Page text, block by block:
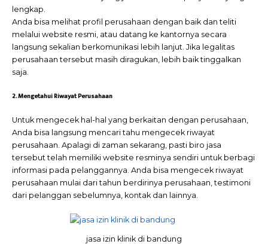
lengkap.
Anda bisa melihat profil perusahaan dengan baik dan teliti
melalui website resmi, atau datang ke kantornya secara
langsung sekalian berkomunikasi lebih lanjut. Jika legalitas
perusahaan tersebut masih diragukan, lebih baik tinggalkan
saja.
2. Mengetahui Riwayat Perusahaan
Untuk mengecek hal-hal yang berkaitan dengan perusahaan,
Anda bisa langsung mencari tahu mengecek riwayat
perusahaan. Apalagi di zaman sekarang, pasti biro jasa
tersebut telah memiliki website resminya sendiri untuk berbagi
informasi pada pelanggannya. Anda bisa mengecek riwayat
perusahaan mulai dari tahun berdirinya perusahaan, testimoni
dari pelanggan sebelumnya, kontak dan lainnya.
jasa izin klinik di bandung